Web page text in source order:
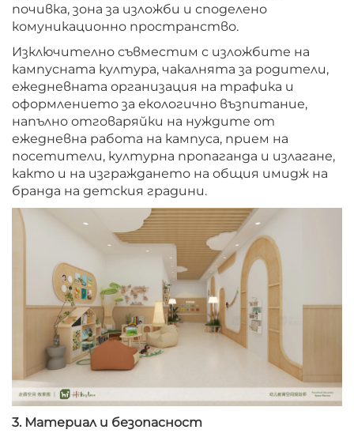
почивка, зона за изложби и споделено
комуникационно пространство.
Изключително съвместим с изложбите на
кампусната култура, чакалнята за родители,
ежедневната организация на трафика и
оформлението за екологично възпитание,
напълно отговаряйки на нуждите от
ежедневна работа на кампуса, прием на
посетители, културна пропаганда и излагане,
както и на изграждането на общия имидж на
бранда на детския градини.
3. Материал и безопасност